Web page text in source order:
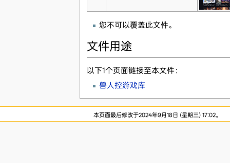
您不可以覆盖此文件。
文件用途
以下1个页面链接至本文件：
兽人控游戏库
本页面最后修改于2024年9月18日 (星期三) 17:02。